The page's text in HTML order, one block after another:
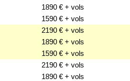
1890 € + vols
1590 € + vols
2190 € + vols
1890 € + vols
1590 € + vols
2190 € + vols
1890 € + vols